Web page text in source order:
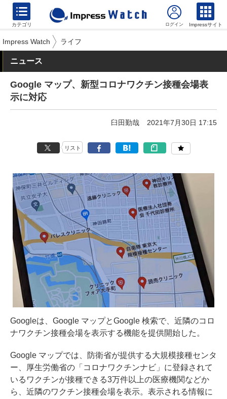
カテゴリ Impressサイト
Impress Watch ライフ
ニュース
Google マップ、新型コロナワクチン接種会場表
示に対応
臼田勤哉 2021年7月30日 17:15
リスト
Googleは、Google マップとGoogle 検索で、近隣のコロ
ナワクチン接種会場を表示する機能を提供開始した。
Google マップでは、防衛省が提供する大規模接種センタ
ー、厚生労働省の「コロナワクチンナビ」に登録されて
いるワクチンが接種できる3万件以上の医療機関などか
ら、近隣のワクチン接種会場を表示。表示される情報に